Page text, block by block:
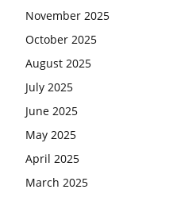
November 2025
October 2025
August 2025
July 2025
June 2025
May 2025
April 2025
March 2025